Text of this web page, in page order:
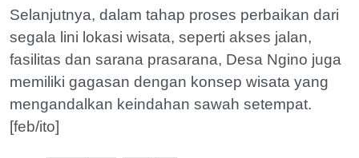
Selanjutnya, dalam tahap proses perbaikan dari
segala lini lokasi wisata, seperti akses jalan,
fasilitas dan sarana prasarana, Desa Ngino juga
memiliki gagasan dengan konsep wisata yang
mengandalkan keindahan sawah setempat.
[feb/ito]